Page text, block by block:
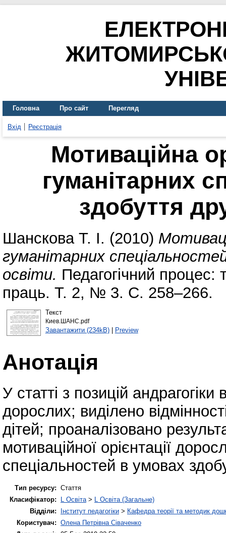
Головна Про сайт Перегляд
Вхід Реєстрація
Мотиваційна
гуманітарних
здобуття
Шанскова Т. І. (2010)
гуманітарних
освіти. Педагогічний процес:
праць. Т. 2, № 3. С. 258–266.
Текст
Киев.ШАНС.pdf
Завантажити (234kB)| Preview
Анотація
У статті з позицій
дорослих; виділено
дітей; проаналізовано
мотиваційної орієнтації
спеціальностей в умовах
Тип ресурсу: Стаття
Класифікатор:
L Освіта > L Освіта (Загальне)
Відділи:
Інститут педагогіки > Кафедра теорії та методик
Користувач: Олена Петрівна Сіваченко